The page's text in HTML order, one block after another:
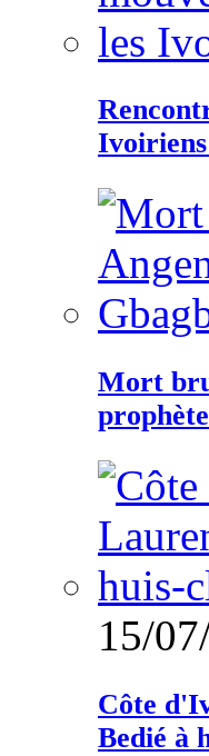
Mort
prophète
15/
Côte
Bedié à